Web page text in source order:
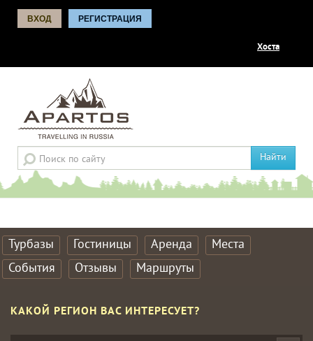
ВХОД РЕГИСТРАЦИЯ
Хоста
Найти
Турбазы Гостиницы Аренда
Места
События
Отзывы Маршруты
КАКОЙ РЕГИОН ВАС ИНТЕРЕСУЕТ?